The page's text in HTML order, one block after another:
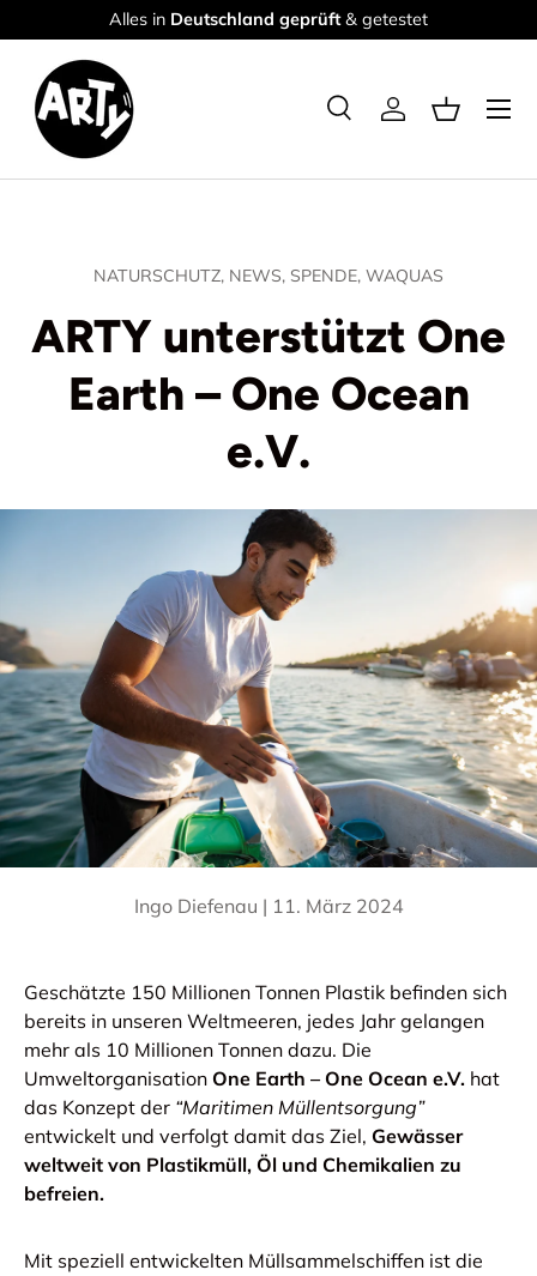
Direkt zum Inhalt
Alles in Deutschland geprüft& getestet
Suchen
SucheEinloggen
Menü
NATURSCHUTZ, NEWS, SPENDE, WAQUAS
ARTY unterstützt One
Earth – One Ocean
e.V.
Ingo Diefenau | 11. März 2024
Geschätzte 150 Millionen Tonnen Plastik befinden sich
bereits in unseren Weltmeeren, jedes Jahr gelangen
mehr als 10 Millionen Tonnen dazu. Die
Umweltorganisation One Earth – One Ocean e.V. hat
das Konzept der “Maritimen Müllentsorgung”
entwickelt und verfolgt damit das Ziel, Gewässer
weltweit von Plastikmüll, Öl und Chemikalien zu
befreien.
Mit speziell entwickelten Müllsammelschiffen ist die